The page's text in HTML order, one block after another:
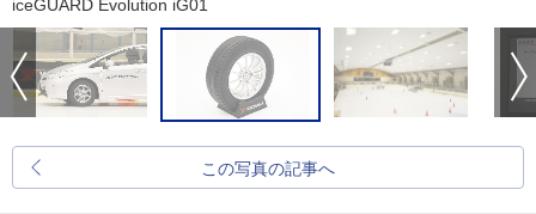
iceGUARD Evolution iG01
この写真の記事へ